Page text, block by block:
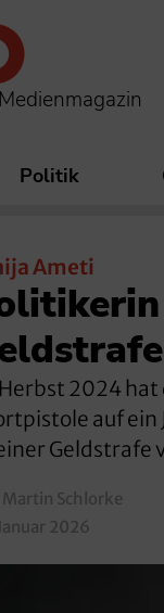
Politik
Ameti
2024
auf ein
Geldstrafe
Martin Schlorke
2026